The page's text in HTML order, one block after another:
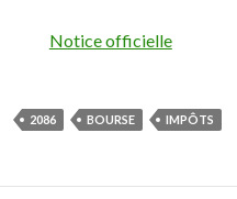
Notice officielle
2086 BOURSE IMPÔTS